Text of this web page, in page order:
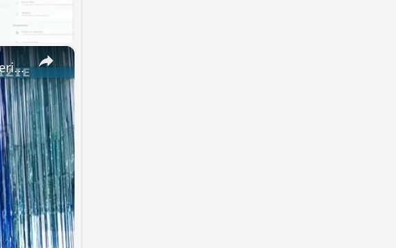
×
Adrano. Interessante incontro al liceo “Verga” con il prof. Fabio Gamberini. Studenti del Linguistic